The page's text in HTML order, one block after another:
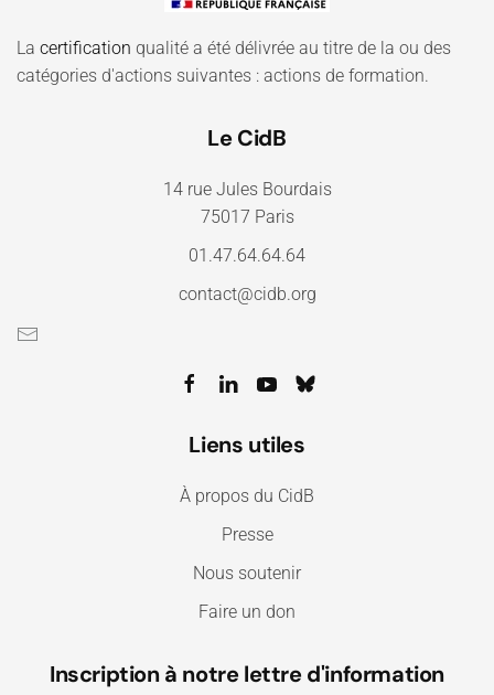
La certification qualité a été délivrée au titre de la ou des
catégories d'actions suivantes : actions de formation.
Le CidB
14 rue Jules Bourdais
75017 Paris
01.47.64.64.64
contact@cidb.org
Liens utiles
À propos du CidB
Presse
Nous soutenir
Faire un don
Inscription à notre lettre d'information